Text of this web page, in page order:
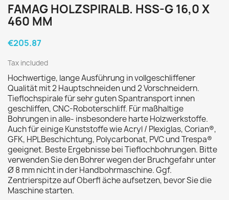
FAMAG HOLZSPIRALB. HSS-G 16,0 X
460 MM
€205.87
Tax included
Hochwertige, lange Ausführung in vollgeschliffener
Qualität mit 2 Hauptschneiden und 2 Vorschneidern.
Tieflochspirale für sehr guten Spantransport innen
geschliffen, CNC-Roboterschliff. Für maßhaltige
Bohrungen in alle- insbesondere harte Holzwerkstoffe.
Auch für einige Kunststoffe wie Acryl / Plexiglas, Corian®,
GFK, HPLBeschichtung, Polycarbonat, PVC und Trespa®
geeignet. Beste Ergebnisse bei Tieflochbohrungen. Bitte
verwenden Sie den Bohrer wegen der Bruchgefahr unter
Ø 8 mm nicht in der Handbohrmaschine. Ggf.
Zentrierspitze auf Oberfl äche aufsetzen, bevor Sie die
Maschine starten.